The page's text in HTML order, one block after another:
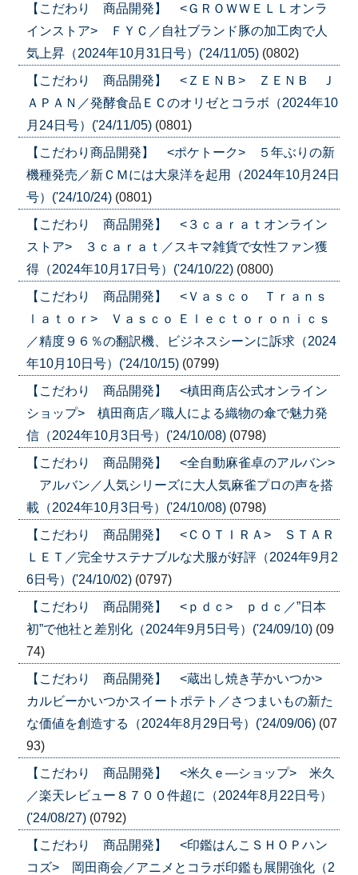
【こだわり 商品開発】 <ＧＲＯＷＷＥＬＬオンラ
インストア> ＦＹＣ／自社ブランド豚の加工肉で人
気上昇（2024年10月31日号）('24/11/05) (0802)
【こだわり 商品開発】 <ＺＥＮＢ> ＺＥＮＢ Ｊ
ＡＰＡＮ／発酵食品ＥＣのオリゼとコラボ（2024年10
月24日号）('24/11/05) (0801)
【こだわり商品開発】 <ポケトーク> ５年ぶりの新
機種発売／新ＣＭには大泉洋を起用（2024年10月24日
号）('24/10/24) (0801)
【こだわり 商品開発】 <３ｃａｒａｔオンライン
ストア> ３ｃａｒａｔ／スキマ雑貨で女性ファン獲
得（2024年10月17日号）('24/10/22) (0800)
【こだわり 商品開発】 <Ｖａｓｃｏ Ｔｒａｎｓ
ｌａｔｏｒ> Ｖａｓｃｏ Ｅｌｅｃｔｏｒｏｎｉｃｓ
／精度９６％の翻訳機、ビジネスシーンに訴求（2024
年10月10日号）('24/10/15) (0799)
【こだわり 商品開発】 <槙田商店公式オンライン
ショップ> 槙田商店／職人による織物の傘で魅力発
信（2024年10月3日号）('24/10/08) (0798)
【こだわり 商品開発】 <全自動麻雀卓のアルバン>
アルバン／人気シリーズに大人気麻雀プロの声を搭
載（2024年10月3日号）('24/10/08) (0798)
【こだわり 商品開発】 <ＣＯＴＩＲＡ> ＳＴＡＲ
ＬＥＴ／完全サステナブルな犬服が好評（2024年9月2
6日号）('24/10/02) (0797)
【こだわり 商品開発】 <ｐｄｃ> ｐｄｃ／”日本
初”で他社と差別化（2024年9月5日号）('24/09/10) (09
74)
【こだわり 商品開発】 <蔵出し焼き芋かいつか>
カルビーかいつかスイートポテト／さつまいもの新た
な価値を創造する（2024年8月29日号）('24/09/06) (07
93)
【こだわり 商品開発】 <米久ｅ―ショップ> 米久
／楽天レビュー８７００件超に（2024年8月22日号）
('24/08/27) (0792)
【こだわり 商品開発】 <印鑑はんこＳＨＯＰハン
コズ> 岡田商会／アニメとコラボ印鑑も展開強化（2